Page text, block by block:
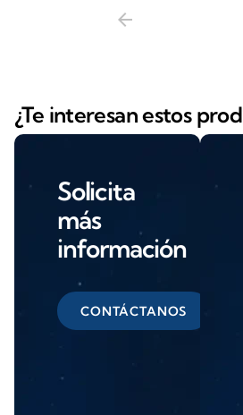
arrow_back
¿Te interesan estos
Solicita
más
información
CONTÁCTANOS